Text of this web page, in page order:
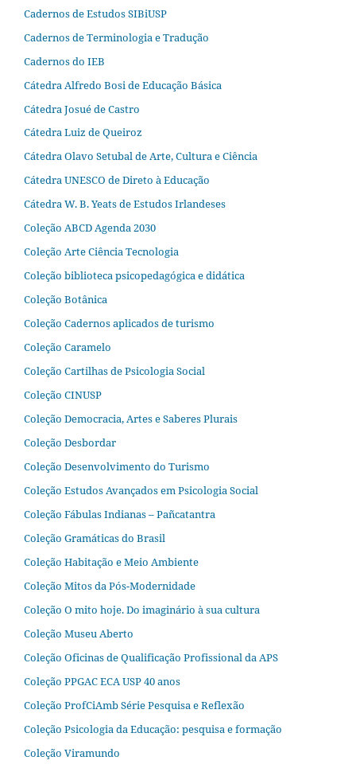
Cadernos de Estudos SIBiUSP
Cadernos de Terminologia e Tradução
Cadernos do IEB
Cátedra Alfredo Bosi de Educação Básica
Cátedra Josué de Castro
Cátedra Luiz de Queiroz
Cátedra Olavo Setubal de Arte, Cultura e Ciência
Cátedra UNESCO de Direto à Educação
Cátedra W. B. Yeats de Estudos Irlandeses
Coleção ABCD Agenda 2030
Coleção Arte Ciência Tecnologia
Coleção biblioteca psicopedagógica e didática
Coleção Botânica
Coleção Cadernos aplicados de turismo
Coleção Caramelo
Coleção Cartilhas de Psicologia Social
Coleção CINUSP
Coleção Democracia, Artes e Saberes Plurais
Coleção Desbordar
Coleção Desenvolvimento do Turismo
Coleção Estudos Avançados em Psicologia Social
Coleção Fábulas Indianas – Pañcatantra
Coleção Gramáticas do Brasil
Coleção Habitação e Meio Ambiente
Coleção Mitos da Pós-Modernidade
Coleção O mito hoje. Do imaginário à sua cultura
Coleção Museu Aberto
Coleção Oficinas de Qualificação Profissional da APS
Coleção PPGAC ECA USP 40 anos
Coleção ProfCiAmb Série Pesquisa e Reflexão
Coleção Psicologia da Educação: pesquisa e formação
Coleção Viramundo